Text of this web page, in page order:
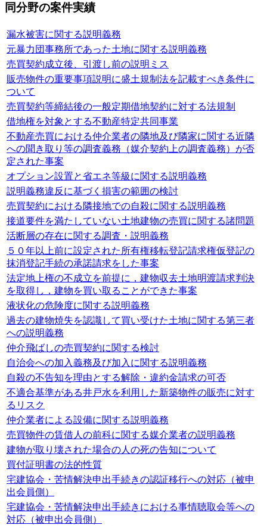
同分野の案件実績
漏水被害に関する説明義務
元暴力団事務所であった土地に関する説明義務
売買契約成立後、引渡し前の説明ミス
販売物件の重要事項説明に盛土規制法を記載すべき条件に
ついて
売買契約等締結後の一般定期借地契約に対する法規制
借地権を対象とする不動産特定共同事業
不動産売買における仲介業者の隣地及び隣家に関する近隣
への聞き取り等の調査義務（媒介契約上の調査義務）が否
定された事案
オプション設置と省エネ等級に関する説明義務
説明義務違反に基づく損害の範囲の検討
売買契約における隣接地での自殺に関する説明義務
接道要件を満たしていない土地建物の売買に関する諸問題
活断層の存在に関する調査・説明義務
５０年以上前に設定された所有権移転登記請求権仮登記の
抹消登記手続の承諾請求をした事案
法定地上権の不成立を前提に，建物収去土地明渡請求判決
を取得し，建物を買い取ることができた事案
液状化の危険度に関する説明義務
過去の建物焼失を認識して買い受けた土地に関する第三者
への説明義務
仲介飛ばしの売買契約に関する検討
自治会への加入義務及び加入に関する説明義務
自殺の不告知を理由とする解除・違約金請求の可否
不適合基準がある井戸水を利用した新築物件の販売に対す
るリスク
仲介業者による設備に関する説明義務
売買物件の賃借人の前科に関する媒介業者の説明義務
建物が取り壊された場合の人の死の告知について
買付証明書の法的性質
宅建協会・苦情解決申出手続きの認証移行への対応（被申
出会員側）
宅建協会・苦情解決申出手続きにおける事情聴取会等への
対応（被申出会員側）